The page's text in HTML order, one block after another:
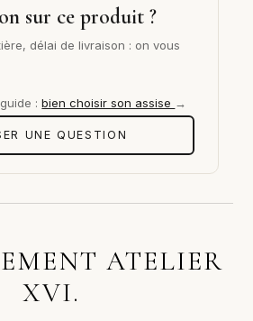
sur ce produit ?
délai de livraison : on vous
:bien choisir son assise →
UNE QUESTION
ATELIER
XVI.